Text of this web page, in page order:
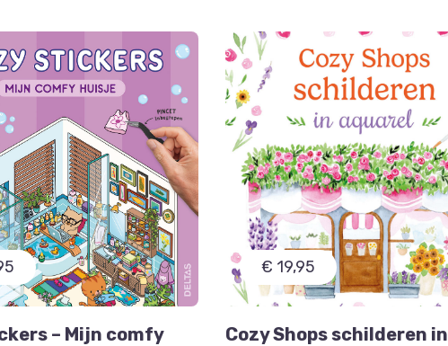
– Mijn comfy
€ 19,95
Cozy Shops schilderen in